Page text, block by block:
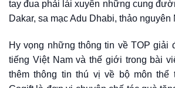
tay đua phải lái xuyên những cung
Dakar, sa mạc Adu Dhabi, thảo
Hy vọng những thông tin về TOP giải
tiếng Việt Nam và thế giới trong bài
thêm thông tin thú vị về bộ môn thể